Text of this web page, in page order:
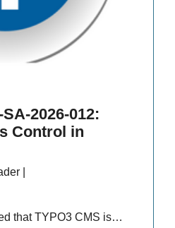
2026-012:
Control in
|
that TYPO3 CMS is…